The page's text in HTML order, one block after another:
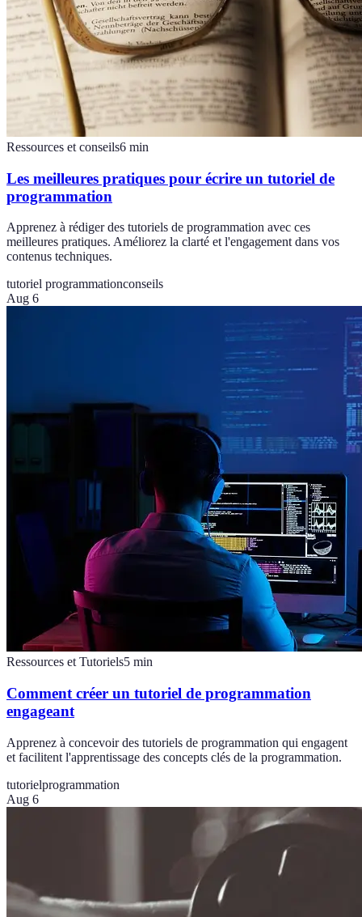
Ressources et conseils6 min
Les meilleures pratiques pour écrire un tutoriel de
programmation
Apprenez à rédiger des tutoriels de programmation avec ces
meilleures pratiques. Améliorez la clarté et l'engagement dans vos
contenus techniques.
tutoriel programmationconseils
Aug 6
Ressources et Tutoriels5 min
Comment créer un tutoriel de programmation
engageant
Apprenez à concevoir des tutoriels de programmation qui engagent
et facilitent l'apprentissage des concepts clés de la programmation.
tutorielprogrammation
Aug 6